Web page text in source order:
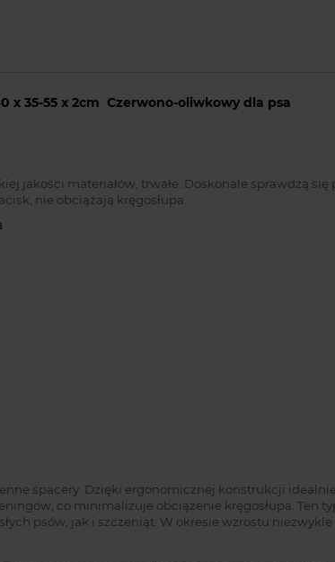
x 35-55 x 2cm Czerwono-oliwkowy dla psa
jakości materiałów, trwałe. Doskonale sprawdzą
nie obciążają kręgosłupa.
spacery. Dzięki ergonomicznej konstrukcji
co minimalizuje obciążenie kręgosłupa. Ten
psów, jak i szczeniąt. W okresie wzrostu